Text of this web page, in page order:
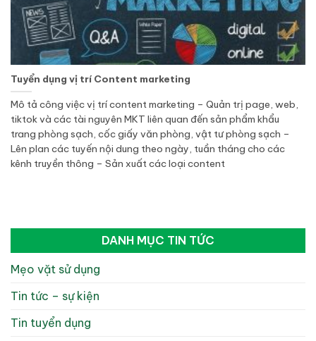
Tuyển dụng vị trí Content marketing
Mô tả công việc vị trí content marketing – Quản trị page, web,
tiktok và các tài nguyên MKT liên quan đến sản phẩm khẩu
trang phòng sạch, cốc giấy văn phòng, vật tư phòng sạch –
Lên plan các tuyến nội dung theo ngày, tuần tháng cho các
kênh truyền thông – Sản xuất các loại content
DANH MỤC TIN TỨC
Mẹo vặt sử dụng
Tin tức – sự kiện
Tin tuyển dụng